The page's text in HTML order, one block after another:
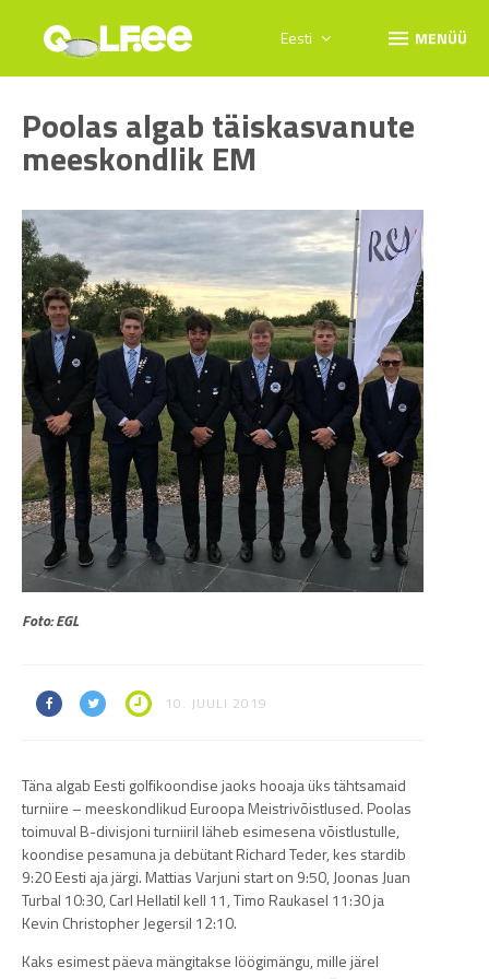
Eesti menu MENÜÜ
Poolas algab täiskasvanute
meeskondlik EM
Foto: EGL
10. JUULI 2019
Täna algab Eesti golfikoondise jaoks hooaja üks tähtsamaid
turniire – meeskondlikud Euroopa Meistrivõistlused. Poolas
toimuval B-divisjoni turniiril läheb esimesena võistlustulle,
koondise pesamuna ja debütant Richard Teder, kes stardib
9:20 Eesti aja järgi. Mattias Varjuni start on 9:50, Joonas Juan
Turbal 10:30, Carl Hellatil kell 11, Timo Raukasel 11:30 ja
Kevin Christopher Jegersil 12:10.
Kaks esimest päeva mängitakse löögimängu, mille järel